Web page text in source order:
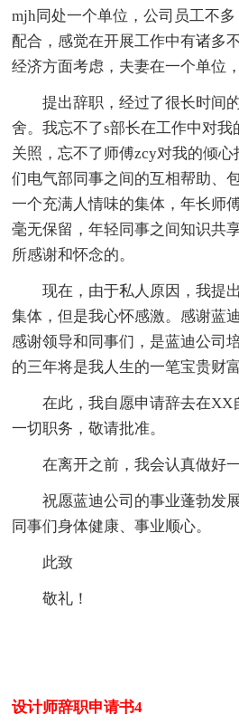
mjh同处一个单位，公司员工不
配合，感觉在开展工作中有诸多
经济方面考虑，夫妻在一个单位
提出辞职，经过了很长时间
舍。我忘不了s部长在工作中对
关照，忘不了师傅zcy对我的倾
们电气部同事之间的互相帮助、
一个充满人情味的集体，年长师
毫无保留，年轻同事之间知识共
所感谢和怀念的。
现在，由于私人原因，我提
集体，但是我心怀感激。感谢蓝
感谢领导和同事们，是蓝迪公司
的三年将是我人生的一笔宝贵财富
在此，我自愿申请辞去在XX
一切职务，敬请批准。
在离开之前，我会认真做好
祝愿蓝迪公司的事业蓬勃发
同事们身体健康、事业顺心。
此致
敬礼！
设计师辞职申请书4